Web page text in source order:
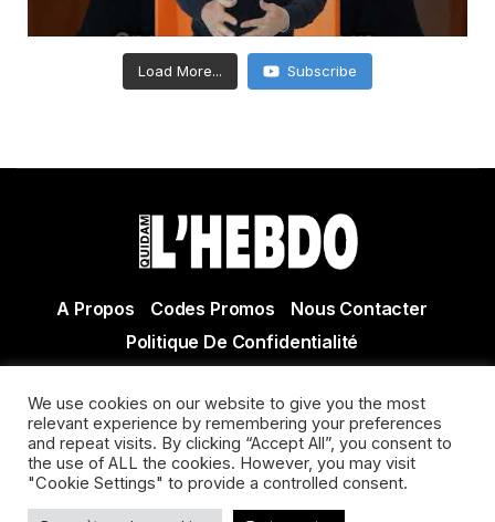
Load More... Subscribe
A Propos Codes Promos
Nous Contacter
Politique De Confidentialité
Actualité Agen - Actualité en lot et Garonne - Actualité
Villeneuve sur Lot
We use cookies on our website to give you the most
relevant experience by remembering your preferences
and repeat visits. By clicking “Accept All”, you consent to
the use of ALL the cookies. However, you may visit
"Cookie Settings" to provide a controlled consent.